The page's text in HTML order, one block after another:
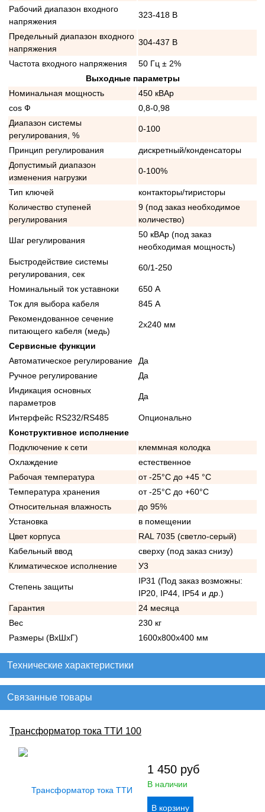
Рабочий диапазон входного
напряжения
323-418 В
Предельный диапазон входного
напряжения
304-437 В
Частота входного напряжения
50 Гц ± 2%
Выходные параметры
Номинальная мощность
450 кВАр
cos Ф
0,8-0,98
Диапазон системы
регулирования, %
0-100
Принцип регулирования
дискретный/конденсаторы
Допустимый диапазон
изменения нагрузки
0-100%
Тип ключей
контакторы/тиристоры
Количество ступеней
регулирования
9 (под заказ необходимое
количество)
Шаг регулирования
50 кВАр (под заказ
необходимая мощность)
Быстродействие системы
регулирования, сек
60/1-250
Номинальный ток уставноки
650 А
Ток для выбора кабеля
845 А
Рекомендованное сечение
питающего кабеля (медь)
2x240 мм
Сервисные функции
Автоматическое регулирование
Да
Ручное регулирование
Да
Индикация основных
параметров
Да
Интерфейс RS232/RS485
Опционально
Конструктивное исполнение
Подключение к сети
клеммная колодка
Охлаждение
естественное
Рабочая температура
от -25°C до +45 °C
Температура хранения
от -25°C до +60°C
Относительная влажность
до 95%
Установка
в помещении
Цвет корпуса
RAL 7035 (светло-серый)
Кабельный ввод
сверху (под заказ снизу)
Климатическое исполнение
У3
Степень защиты
IP31 (Под заказ возможны:
IP20, IP44, IP54 и др.)
Гарантия
24 месяца
Вес
230 кг
Размеры (ВхШхГ)
1600х800х400 мм
Технические характеристики
Связанные товары
Трансформатор тока ТТИ 100
1 450 руб
В наличии